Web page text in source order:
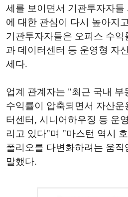
세를 보이면서 기관투자자
에 대한 관심이 다시 높아지
기관투자자들은 오피스 수익
과 데이터센터 등 운영형 자
세다.
업계 관계자는 "최근 국내 부
수익률이 압축되면서 자산운
터센터, 시니어하우징 등 운
리고 있다"며 "마스턴 역시
폴리오를 다변화하려는 움직
말했다.